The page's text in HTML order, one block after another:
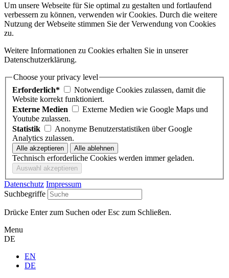
Um unsere Webseite für Sie optimal zu gestalten und fortlaufend
verbessern zu können, verwenden wir Cookies. Durch die weitere
Nutzung der Webseite stimmen Sie der Verwendung von Cookies
zu.
Weitere Informationen zu Cookies erhalten Sie in unserer
Datenschutzerklärung.
Choose your privacy level
Erforderlich*
Notwendige Cookies zulassen, damit die
Website korrekt funktioniert.
Externe Medien
Externe Medien wie Google Maps und
Youtube zulassen.
Statistik
Anonyme Benutzerstatistiken über Google
Analytics zulassen.
Technisch erforderliche Cookies werden immer geladen.
Datenschutz Impressum
Suchbegriffe
Drücke Enter zum Suchen oder Esc zum Schließen.
Menu
DE
EN
DE